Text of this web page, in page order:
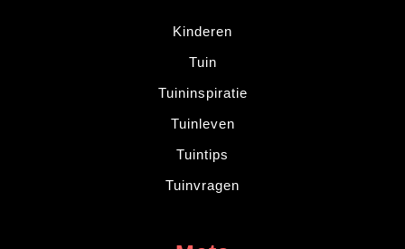
Kinderen
Tuin
Tuininspiratie
Tuinleven
Tuintips
Tuinvragen